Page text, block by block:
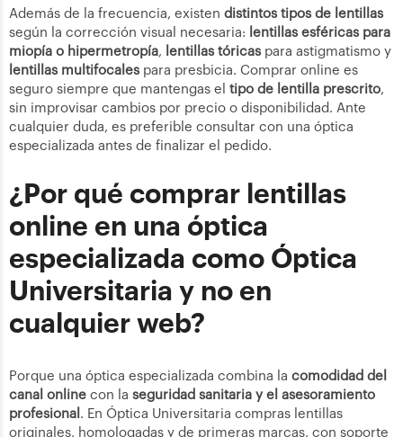
Además de la frecuencia, existen distintos tipos de lentillas
según la corrección visual necesaria: lentillas esféricas para
miopía o hipermetropía, lentillas tóricaspara astigmatismo y
lentillas multifocalespara presbicia. Comprar online es
seguro siempre que mantengas el tipo de lentilla prescrito,
sin improvisar cambios por precio o disponibilidad. Ante
cualquier duda, es preferible consultar con una óptica
especializada antes de finalizar el pedido.
¿Por qué comprar lentillas
online en una óptica
especializada como Óptica
Universitaria y no en
cualquier web?
Porque una óptica especializada combina la comodidad del
canal online con la seguridad sanitaria y el asesoramiento
profesional . En Óptica Universitaria compras lentillas
originales, homologadas y de primeras marcas, con soporte